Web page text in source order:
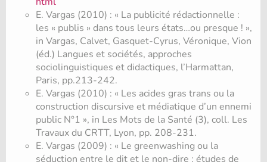
E. Vargas (2010) : « La publicité rédactionnelle :
les « publis » dans tous leurs états…ou presque ! »,
in Vargas, Calvet, Gasquet-Cyrus, Véronique, Vion
(éd.) Langues et sociétés, approches
sociolinguistiques et didactiques, l’Harmattan,
Paris, pp.213-242.
E. Vargas (2010) : « Les acides gras trans ou la
construction discursive et médiatique d’un ennemi
public N°1 », in Les Mots de la Santé (3), coll. Les
Travaux du CRTT, Lyon, pp. 208-231.
E. Vargas (2009) : « Le greenwashing ou la
séduction entre le dit et le non-dire : études de